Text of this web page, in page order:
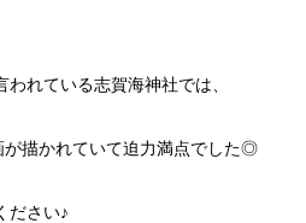
れている志賀海神社では、
描かれていて迫力満点でした◎
ださい♪